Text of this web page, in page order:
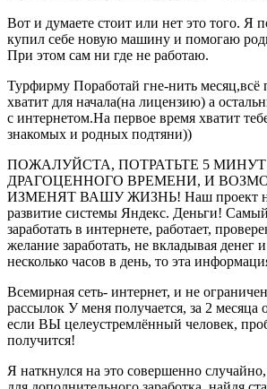
Вот и думаете стоит или нет это того. Я
купил себе новую машину и помогаю
При этом сам ни где не работаю.
Турфирму Поработай гне-нить месяц,всё
хватит для начала(на лицензию) а
с интернетом.На первое время хватит
знакомых и родных подтяни))
ПОЖАЛУЙСТА, ПОТРАТЬТЕ 5
ДРАГОЦЕННОГО ВРЕМЕНИ, И
ИЗМЕНЯТ ВАШУ ЖИЗНЬ! Наш проект
развитие системы Яндекс. Деньги!
заработать в интернете, работает,
желание заработать, не вкладывая денег
несколько часов в день, то эта
Всемирная сеть- интернет, и не
рассылок У меня получается, за 2 месяца
если ВЫ целеустремлённый человек,
получится!
Я наткнулся на это совершенно